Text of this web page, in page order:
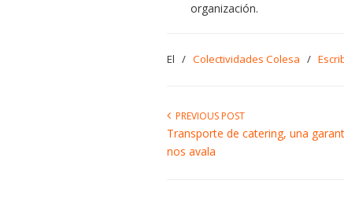
organización.
El / Colectividades Colesa /
PREVIOUS POST
Transporte de catering, una
nos avala